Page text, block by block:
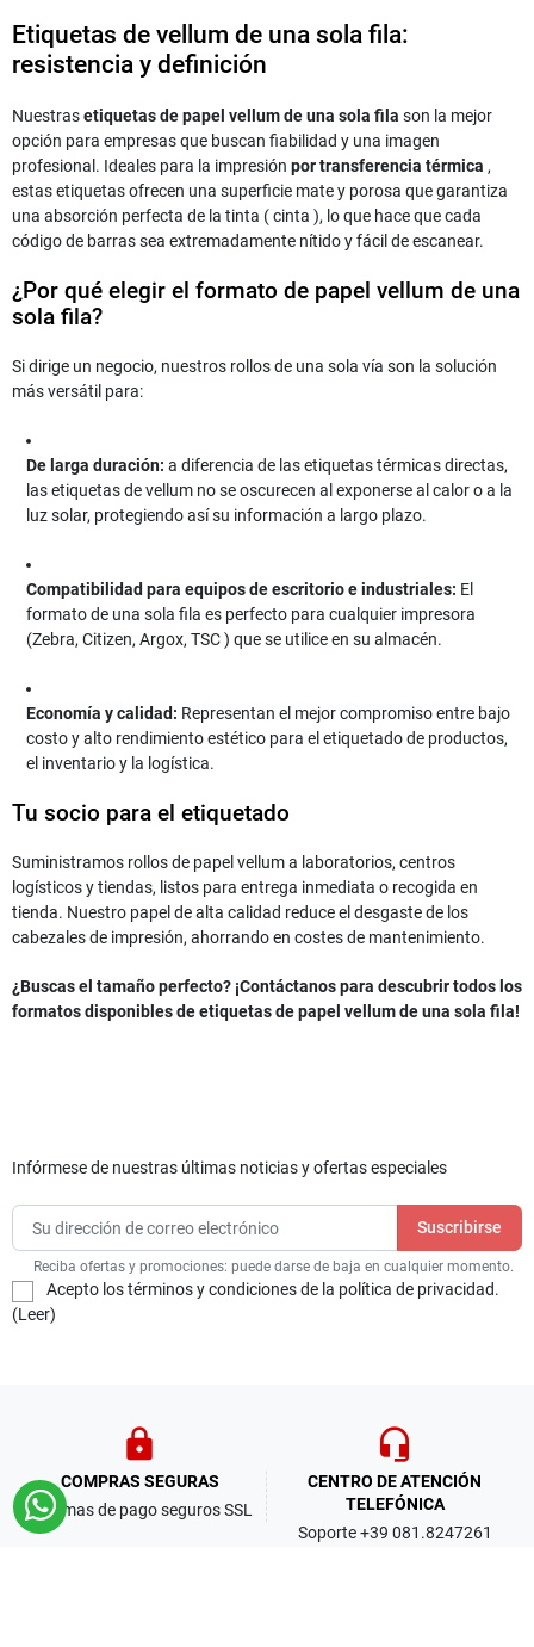
Etiquetas de vellum de una sola fila:
resistencia y definición
Nuestrasetiquetas de papel vellum de una sola fila son la mejor
opción para empresas que buscan fiabilidad y una imagen
profesional. Ideales para la impresión por transferencia térmica ,
estas etiquetas ofrecen una superficie mate y porosa que garantiza
una absorción perfecta de la tinta (cinta ), lo que hace que cada
código de barras sea extremadamente nítido y fácil de escanear.
¿Por qué elegir el formato de papel vellum de una
sola fila?
Si dirige un negocio, nuestros rollos de una sola vía son la solución
más versátil para:
De larga duración: a diferencia de las etiquetas térmicas directas,
las etiquetas de vellum no se oscurecen al exponerse al calor o a la
luz solar, protegiendo así su información a largo plazo.
Compatibilidad para equipos de escritorio e industriales: El
formato de una sola fila es perfecto para cualquier impresora
(Zebra, Citizen, Argox, TSC ) que se utilice en su almacén.
Economía y calidad: Representan el mejor compromiso entre bajo
costo y alto rendimiento estético para el etiquetado de productos,
el inventario y la logística.
Tu socio para el etiquetado
Suministramos rollos de papel velluma laboratorios, centros
logísticos y tiendas, listos para entrega inmediata o recogida en
tienda. Nuestro papel de alta calidad reduce el desgaste de los
cabezales de impresión, ahorrando en costes de mantenimiento.
¿Buscas el tamaño perfecto? ¡Contáctanos para descubrir todos los
formatos disponibles de etiquetas de papel vellum de una sola fila!
Infórmese de nuestras últimas noticias y ofertas especiales
Reciba ofertas y promociones: puede darse de baja en cualquier momento.
Acepto los términos y condiciones de la política de privacidad.
(Leer)
lock
COMPRAS SEGURAS
Sistemas de pago seguros SSL
headset_mic
CENTRO DE ATENCIÓN
TELEFÓNICA
Soporte +39 081.8247261